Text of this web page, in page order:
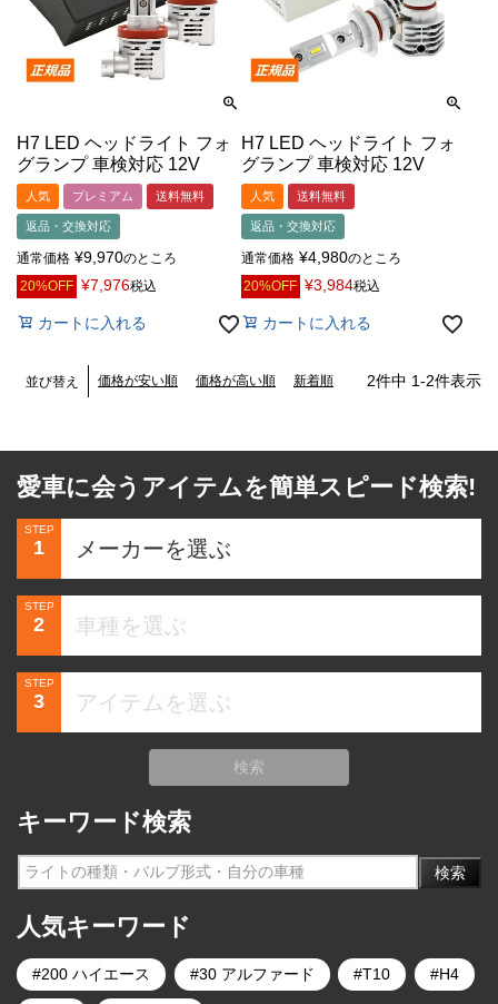
H7 LED ヘッドライト フォ
グランプ 車検対応 12V
人気 プレミアム 送料無料
返品・交換対応
通常価格 ¥9,970のところ
20%OFF ¥7,976税込
カートに入れる
H7 LED ヘッドライト フォ
グランプ 車検対応 12V
人気 送料無料
返品・交換対応
通常価格 ¥4,980のところ
20%OFF ¥3,984税込
カートに入れる
並び替え 価格が安い順 価格が高い順 新着順 2件中 1-2件表示
愛車に会うアイテムを簡単スピード検索!
STEP
1
STEP
2
STEP
3
検索
キーワード検索
検索
人気キーワード
200 ハイエース 30 アルファード T10 H4